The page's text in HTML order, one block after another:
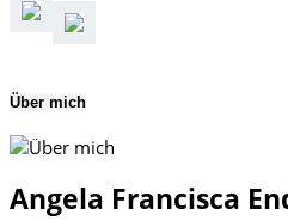
Über mich
Angela Francisca